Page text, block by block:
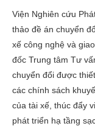
Viện Nghiên cứu
thảo đề án chuyển
xế công nghệ và
đốc Trung tâm Tư
chuyển đổi được
các chính sách
của tài xế, thúc đẩy
phát triển hạ tầng